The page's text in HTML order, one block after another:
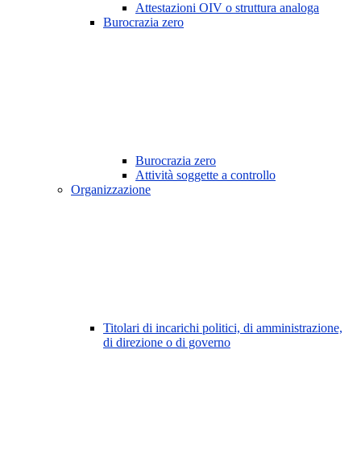
Attestazioni OIV o struttura analoga
Burocrazia zero
Burocrazia zero
Attività soggette a controllo
Organizzazione
Titolari di incarichi politici, di amministrazione,
di direzione o di governo